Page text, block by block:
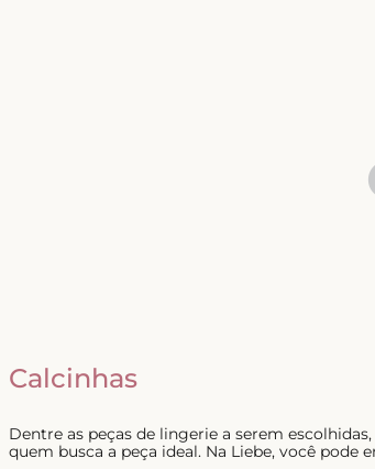
Calcinhas
Dentre as peças de lingerie a serem
quem busca a peça ideal. Na Liebe, você